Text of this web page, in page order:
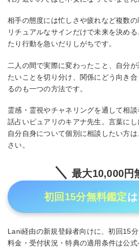
相手の態度には忙しさや疲れなど複数
リチュアルなサインだけで未来を決め
たり行動を急いだりしがちです。
二人の間で実際に変わったこと、自分
たいことを切り分け、関係にどう向き
るのも一つの方法です。
霊感・霊視やチャネリングを通して相
話占いピュアリのキアナ先生。言葉にし
自分自身について個別に相談したい方
さい。
最大10,000円
初回15分無料鑑定
Lani経由の新規登録者向けに、初回15分
料金・受付状況・特典の適用条件は公